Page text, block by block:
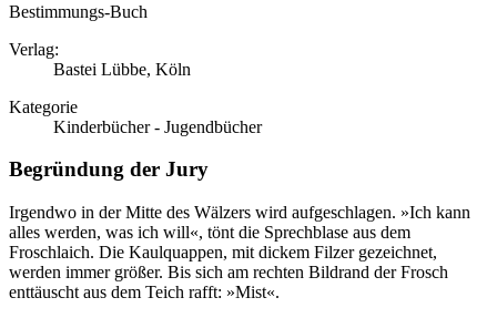
Bestimmungs-Buch
Verlag:
Bastei Lübbe, Köln
Kategorie
Kinderbücher - Jugendbücher
Begründung der Jury
Irgendwo in der Mitte des Wälzers wird aufgeschlagen. »Ich kann
alles werden, was ich will«, tönt die Sprechblase aus dem
Froschlaich. Die Kaulquappen, mit dickem Filzer gezeichnet,
werden immer größer. Bis sich am rechten Bildrand der Frosch
enttäuscht aus dem Teich rafft: »Mist«.